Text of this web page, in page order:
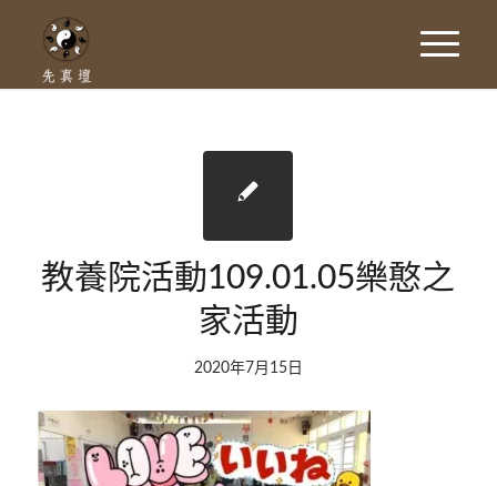
教養院活動109.01.05樂憨之
家活動
2020年7月15日